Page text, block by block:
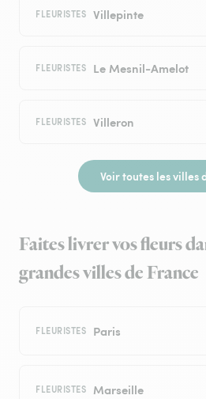
FLEURISTES Villepinte
FLEURISTES Le Mesnil-Amelot
FLEURISTES Villeron
Voir toutes les villes
Faites livrer vos fleurs
grandes villes de France
FLEURISTES Paris
FLEURISTES Marseille